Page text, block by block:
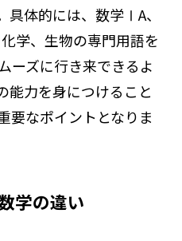
具体的には、数学ⅠA、
学、生物の専門用語を
ーズに行き来できるよ
能力を身につけること
要なポイントとなりま
学の違い